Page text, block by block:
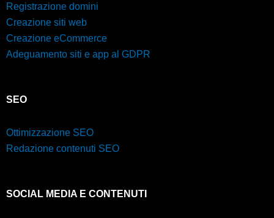
Registrazione domini
Creazione siti web
Creazione eCommerce
Adeguamento siti e app al GDPR
SEO
Ottimizzazione SEO
Redazione contenuti SEO
SOCIAL MEDIA E CONTENUTI